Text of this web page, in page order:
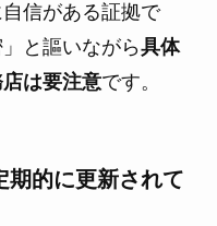
信がある証拠で
と謳いながら具体
は要注意です。
的に更新されて